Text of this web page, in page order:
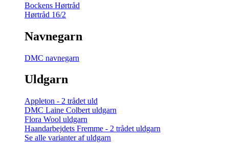
Bockens Hørtråd
Hørtråd 16/2
Navnegarn
DMC navnegarn
Uldgarn
Appleton - 2 trådet uld
DMC Laine Colbert uldgarn
Flora Wool uldgarn
Haandarbejdets Fremme - 2 trådet uldgarn
Se alle varianter af uldgarn